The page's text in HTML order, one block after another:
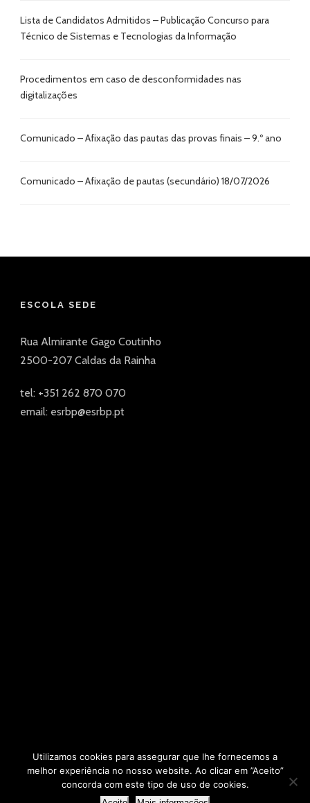
Lista de Candidatos Admitidos – Publicação Concurso para
Técnico de Sistemas e Tecnologias da Informação
Procedimentos em caso de desconformidades nas
digitalizações
Comunicado – Afixação das pautas das provas finais – 9.º ano
Comunicado – Afixação de pautas (secundário) 18/07/2026
ESCOLA SEDE
Rua Almirante Gago Coutinho
2500-207 Caldas da Rainha
tel: +351 262 870 070
email: esrbp@esrbp.pt
2025 © - AERBP
Utilizamos cookies para assegurar que lhe fornecemos a
melhor experiência no nosso website. Ao clicar em ”Aceito”
concorda com este tipo de uso de cookies.